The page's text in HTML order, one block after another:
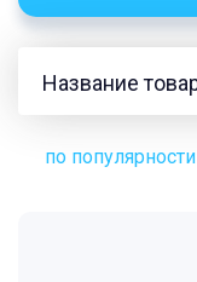
по популярности